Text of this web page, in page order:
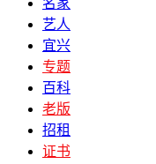
艺人
宜兴
专题
百科
老版
招租
证书